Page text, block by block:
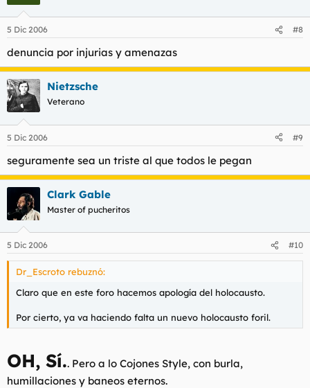
5 Dic 2006 #8
denuncia por injurias y amenazas
Nietzsche
Veterano
5 Dic 2006 #9
seguramente sea un triste al que todos le pegan
Clark Gable
Master of pucheritos
5 Dic 2006 #10
Dr_Escroto rebuznó:
Claro que en este foro hacemos apología del holocausto.
Por cierto, ya va haciendo falta un nuevo holocausto foril.
OH, Sí.. Pero a lo Cojones Style, con burla,
humillaciones y baneos eternos.